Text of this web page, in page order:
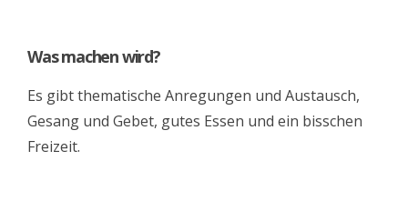
Was machen wird?
Es gibt thematische Anregungen und Austausch,
Gesang und Gebet, gutes Essen und ein bisschen
Freizeit.